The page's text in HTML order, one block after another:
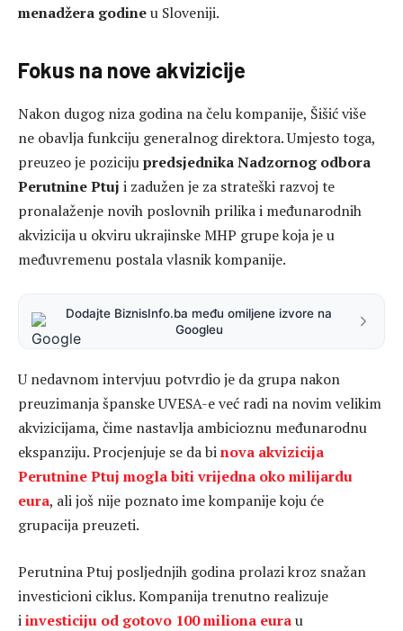
menadžera godineu Sloveniji.
Fokus na nove akvizicije
Nakon dugog niza godina na čelu kompanije, Šišić više
ne obavlja funkciju generalnog direktora. Umjesto toga,
preuzeo je pozicijupredsjednika Nadzornog odbora
Perutnine Ptuj i zadužen je za strateški razvoj te
pronalaženje novih poslovnih prilika i međunarodnih
akvizicija u okviru ukrajinske MHP grupe koja je u
međuvremenu postala vlasnik kompanije.
Dodajte BiznisInfo.ba među omiljene izvore na
Googleu
U nedavnom intervjuu potvrdio je da grupa nakon
preuzimanja španske UVESA-e već radi na novim velikim
akvizicijama, čime nastavlja ambicioznu međunarodnu
ekspanziju. Procjenjuje se da binova akvizicija
Perutnine Ptuj mogla biti vrijedna oko milijardu
eura, ali još nije poznato ime kompanije koju će
grupacija preuzeti.
Perutnina Ptuj posljednjih godina prolazi kroz snažan
investicioni ciklus. Kompanija trenutno realizuje
iinvesticiju od gotovo 100 miliona eurau